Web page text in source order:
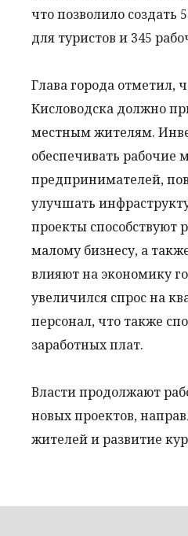
что позволило создать
для туристов и 345
Глава города отметил,
Кисловодска должно
местным жителям.
обеспечивать рабочие
предпринимателей,
улучшать
проекты способствуют
малому бизнесу, а
влияют на экономику
увеличился спрос на
персонал, что также
заработных плат.
Власти продолжают
новых проектов,
жителей и развитие